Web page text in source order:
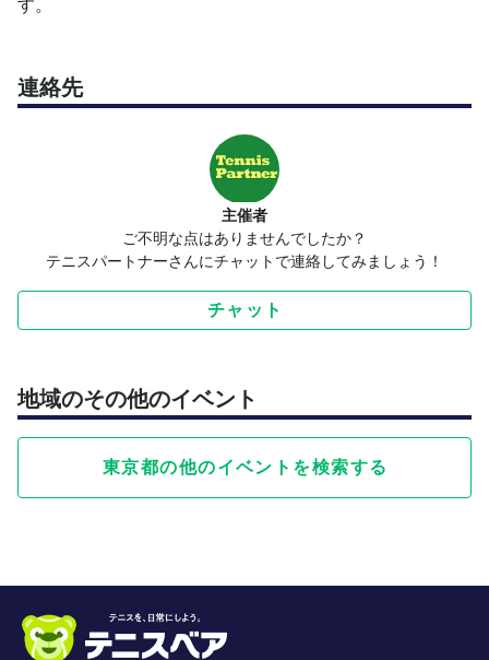
す。
連絡先
主催者
ご不明な点はありませんでしたか？
テニスパートナーさんにチャットで連絡してみましょう！
チャット
地域のその他のイベント
東京都の他のイベントを検索する